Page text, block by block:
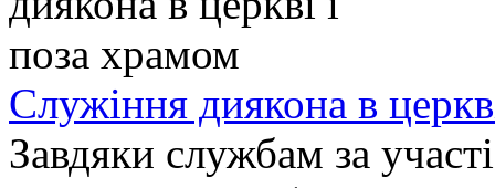
Служіння диякона в
Завдяки службам за